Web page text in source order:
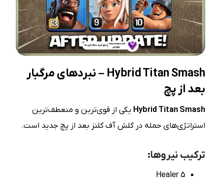
HybridTitan
Smash – نبردهای مرگبار
بعد از پچ
Hybrid Titan Smash یکی از قوی‌ترین و منعطف‌ترین
استراتژی‌های حمله در کلش آف کلنز بعد از پچ جدید است.
ترکیب نیروها:
5 Healer